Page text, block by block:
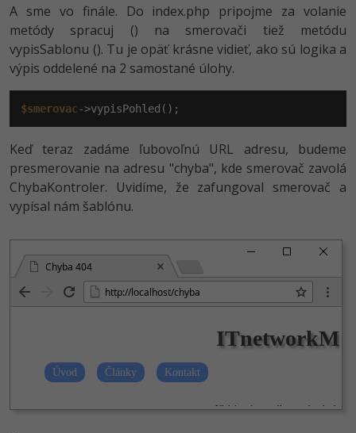
A sme vo finále. Do index.php pripojme za volanie
metódy spracuj () na smerovači tiež metódu
vypisSablonu (). Tu je opäť krásne vidieť, ako sú logika a
výpis oddelené na 2 samostané úlohy.
$smerovac->vypisPohled();
Keď teraz zadáme ľubovoľnú URL adresu, budeme
presmerovanie na adresu "chyba", kde smerovač zavolá
ChybaKontroler. Uvidíme, že zafungoval smerovač a
vypísal nám šablónu.
Chyba 404
http://localhos­t/chyba